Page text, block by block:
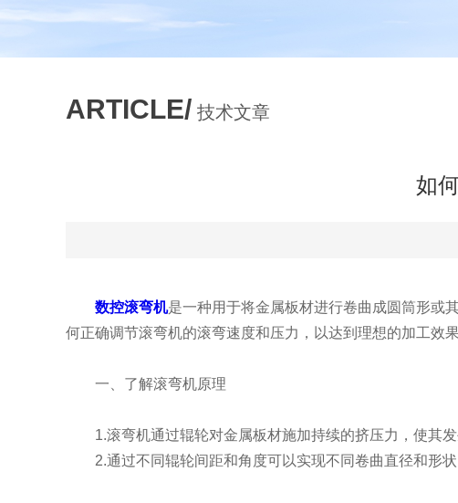
ARTICLE/ 技术文章
如
数控滚弯机是一种用于将金属板材进行卷曲成圆筒形或
何正确调节滚弯机的滚弯速度和压力，以达到理想的加工效果
一、了解滚弯机原理
1.滚弯机通过辊轮对金属板材施加持续的挤压力，使其发
2.通过不同辊轮间距和角度可以实现不同卷曲直径和形状